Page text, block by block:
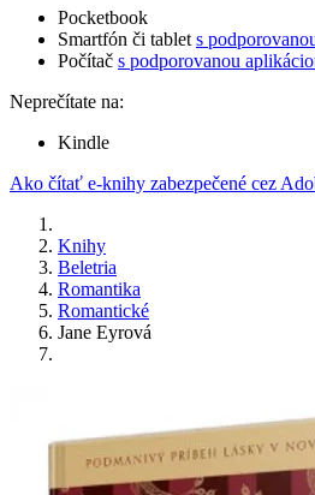
Pocketbook
Smartfón či tablet s
Počítač s podporovanou
Neprečítate na:
Kindle
Ako čítať e-knihy zabezpečené cez
Knihy
Beletria
Romantika
Romantické
Jane Eyrová